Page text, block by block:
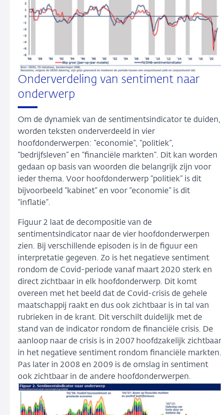
Onderverdeling van sentiment naar
onderwerp
Om de dynamiek van de sentimentsindicator te duiden,
worden teksten onderverdeeld in vier
hoofdonderwerpen: “economie”, “politiek”,
“bedrijfsleven” en “financiële markten”. Dit kan worden
gedaan op basis van woorden die belangrijk zijn voor
ieder thema. Voor hoofdonderwerp “politiek” is dit
bijvoorbeeld “kabinet” en voor “economie” is dit
“inflatie”.
Figuur 2 laat de decompositie van de
sentimentsindicator naar de vier hoofdonderwerpen
zien. Bij verschillende episoden is in de figuur een
interpretatie gegeven. Zo is het negatieve sentiment
rondom de Covid-periode vanaf maart 2020 sterk en
direct zichtbaar in elk hoofdonderwerp. Dit komt
overeen met het beeld dat de Covid-crisis de gehele
maatschappij raakt en dus ook zichtbaar is in tal van
rubrieken in de krant. Dit verschilt duidelijk met de
stand van de indicator rondom de financiële crisis. De
aanloop naar de crisis is in 2007 hoofdzakelijk zichtbaar
in het negatieve sentiment rondom financiële markten.
Pas later in 2008 en 2009 is de omslag in sentiment
ook zichtbaar in de andere hoofdonderwerpen.